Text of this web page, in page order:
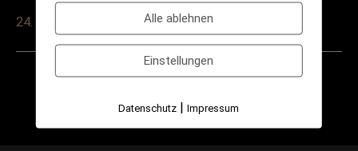
24. April 2025
Veranstaltung
Veranstaltung
Alle ablehnen
Einstellungen
Datenschutz |Impressum